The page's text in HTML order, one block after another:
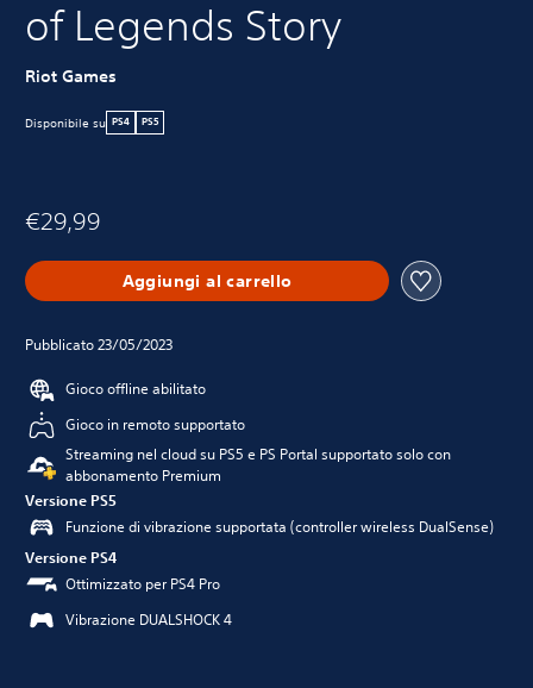
of Legends Story
Riot Games
Disponibile su PS4 PS5
€29,99
Aggiungi al carrello
Pubblicato 23/05/2023
Gioco offline abilitato
Gioco in remoto supportato
Streaming nel cloud su PS5 e PS Portal supportato solo con
abbonamento Premium
Versione PS5
Funzione di vibrazione supportata (controller wireless DualSense)
Versione PS4
Ottimizzato per PS4 Pro
Vibrazione DUALSHOCK 4